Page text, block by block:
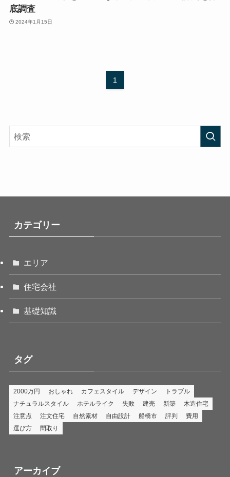
底調査
2024年1月15日
1
カテゴリー
エリア
住宅会社
基礎知識
タグ
2000万円 おしゃれ カフェスタイル デザイン
トラブル
ナチュラルスタイル
ホテルライク 失敗 建売 新築
木造住宅
注意点
注文住宅 自然素材 自由設計 船橋市 評判
費用
選び方
間取り
アーカイブ